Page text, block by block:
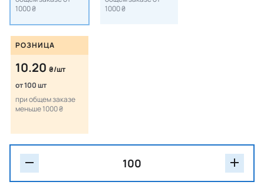
1000 ₴
1000 ₴
РОЗНИЦА
10.20 ₴/шт
от 100 шт
при общем заказе
меньше 1000 ₴